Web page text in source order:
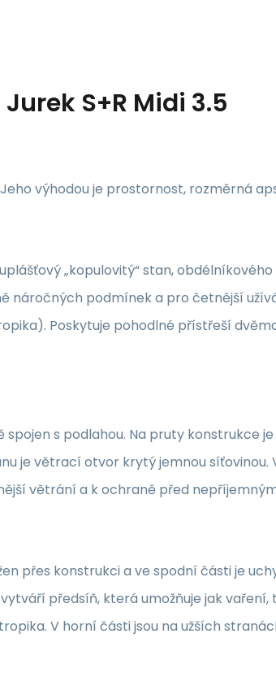
S+R Midi 3.5
výhodou je prostornost, rozměrná
„kopulovitý“ stan,
náročných podmínek a pro četnější
Poskytuje pohodlné přístřeší
spojen s podlahou. Na pruty konstrukce
je větrací otvor krytý jemnou síťovinou.
větrání a k ochraně před
přes konstrukci a ve spodní části je
předsíň, která umožňuje jak
V horní části jsou na užších